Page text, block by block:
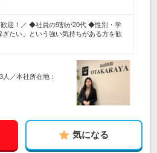
歓迎！／ ◆社員の9割が20代 ◆性別・学
たい」という強い気持ちがある方を歓
／本社所在地：
気になる